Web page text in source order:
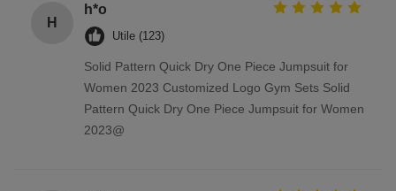
H
h*o
Utile (123)
Solid Pattern Quick Dry One Piece Jumpsuit for
Women 2023 Customized Logo Gym Sets Solid
Pattern Quick Dry One Piece Jumpsuit for Women
2023@